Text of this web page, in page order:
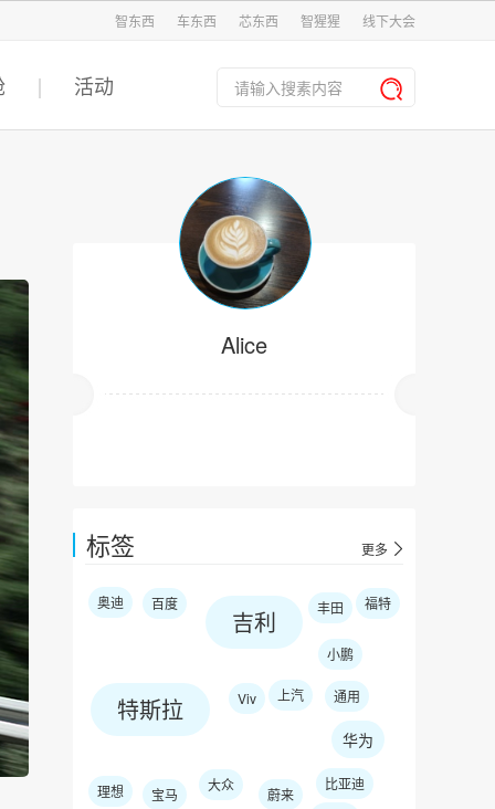
智东西 车东西 芯东西 智猩猩 线下大会
活动
Alice
标签 更多
奥迪 百度
吉利 丰田 福特
小鹏
特斯拉 Viv 上汽 通用
华为
理想 宝马
大众
蔚来
比亚迪